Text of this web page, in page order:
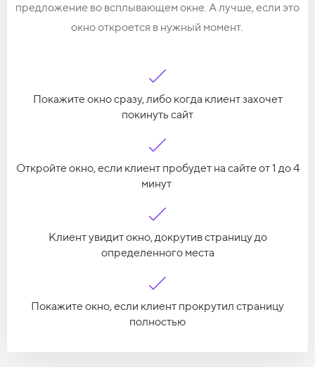
предложение во всплывающем окне. А лучше, если это
окно откроется в нужный момент.
Покажите окно сразу, либо когда клиент захочет
покинуть сайт
Откройте окно, если клиент пробудет на сайте от 1 до 4
минут
Клиент увидит окно, докрутив страницу до
определенного места
Покажите окно, если клиент прокрутил страницу
полностью